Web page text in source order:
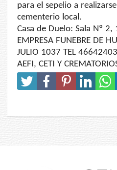
para el sepelio a
cementerio local.
Casa de Duelo: Sala Nº
EMPRESA FUNEBRE DE
JULIO 1037 TEL 46642403
AEFI, CETI Y